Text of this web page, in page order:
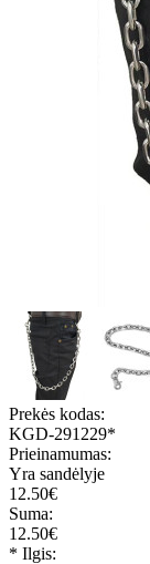
Prekės kodas:
KGD-291229*
Prieinamumas:
Yra sandėlyje
12.50€
Suma:
12.50€
* Ilgis: